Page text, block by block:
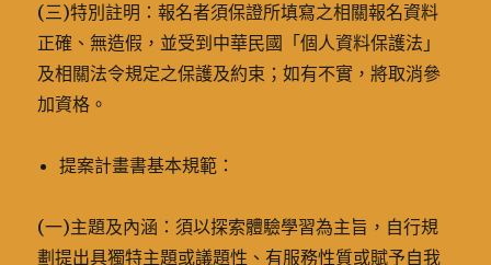
(三)特別註明：報名者須保證所填寫之相關報名資料
正確、無造假，並受到中華民國「個人資料保護法」
及相關法令規定之保護及約束；如有不實，將取消參
加資格。
提案計畫書基本規範：
(一)主題及內涵：須以探索體驗學習為主旨，自行規
劃提出具獨特主題或議題性、有服務性質或賦予自我